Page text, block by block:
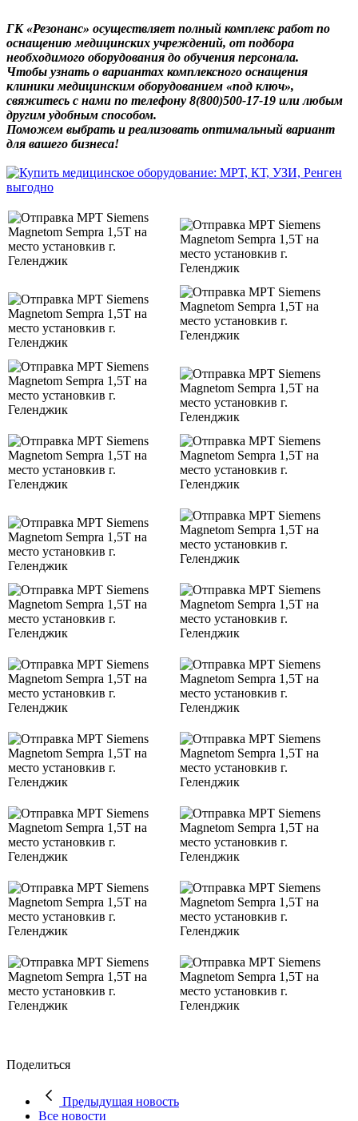
ГК «Резонанс» осуществляет полный комплекс работ по
оснащению медицинских учреждений, от подбора
необходимого оборудования до обучения персонала.
Чтобы узнать о вариантах комплексного оснащения
клиники медицинским оборудованием «под ключ»,
свяжитесь с нами по телефону 8(800)500-17-19 или любым
другим удобным способом.
Поможем выбрать и реализовать оптимальный вариант
для вашего бизнеса!
Поделиться
Предыдущая новость
Все новости